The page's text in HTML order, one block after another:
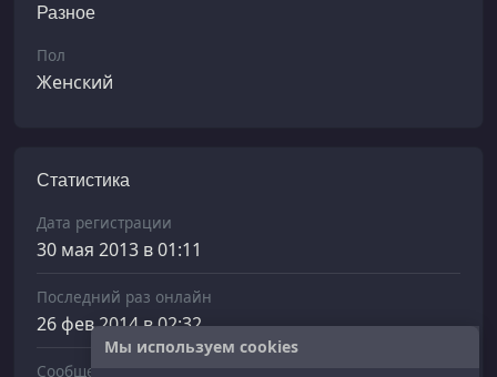
Разное
Пол
Женский
Статистика
Дата регистрации
30 мая 2013 в 01:11
Последний раз онлайн
26 фев 2014 в 02:32
Сообщений отправлено
Мы используем cookies